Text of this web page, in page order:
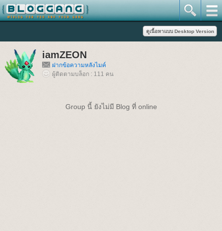
iamZEON
ฝากข้อความหลังไมค์
ผู้ติดตามบล็อก : 111 คน
Group นี้ ยังไม่มี Blog ที่ online